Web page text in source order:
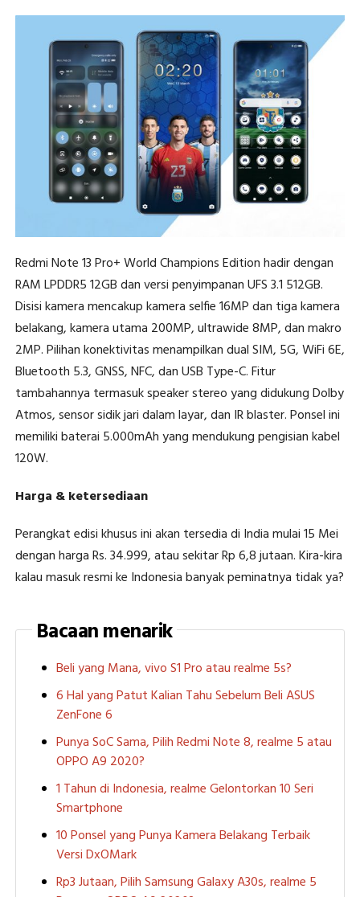
Redmi Note 13 Pro+ World Champions Edition hadir dengan
RAM LPDDR5 12GB dan versi penyimpanan UFS 3.1 512GB.
Disisi kamera mencakup kamera selfie 16MP dan tiga kamera
belakang, kamera utama 200MP, ultrawide 8MP, dan makro
2MP. Pilihan konektivitas menampilkan dual SIM, 5G, WiFi 6E,
Bluetooth 5.3, GNSS, NFC, dan USB Type-C. Fitur
tambahannya termasuk speaker stereo yang didukung Dolby
Atmos, sensor sidik jari dalam layar, dan IR blaster. Ponsel ini
memiliki baterai 5.000mAh yang mendukung pengisian kabel
120W.
Harga & ketersediaan
Perangkat edisi khusus ini akan tersedia di India mulai 15 Mei
dengan harga Rs. 34.999, atau sekitar Rp 6,8 jutaan. Kira-kira
kalau masuk resmi ke Indonesia banyak peminatnya tidak ya?
Bacaan menarik
Beli yang Mana, vivo S1 Pro atau realme 5s?
6 Hal yang Patut Kalian Tahu Sebelum Beli ASUS
ZenFone 6
Punya SoC Sama, Pilih Redmi Note 8, realme 5 atau
OPPO A9 2020?
1 Tahun di Indonesia, realme Gelontorkan 10 Seri
Smartphone
10 Ponsel yang Punya Kamera Belakang Terbaik
Versi DxOMark
Rp3 Jutaan, Pilih Samsung Galaxy A30s, realme 5